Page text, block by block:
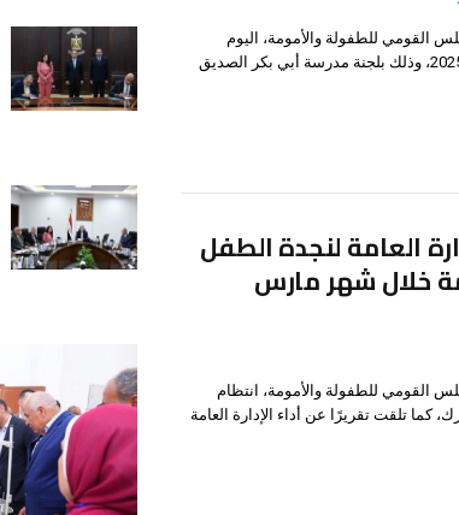
القومي للطفولة والأمومة، اليوم
الاثنين، بصوتها في انتخابات مجلس النواب 2025، وذلك بلجنة مدرسة أبي بكر الصديق
العامة لنجدة الطفل
و942 مكالمة خلال شهر مارس
القومي للطفولة والأمومة، انتظام
كما تلقت تقريرًا عن أداء الإدارة العامة